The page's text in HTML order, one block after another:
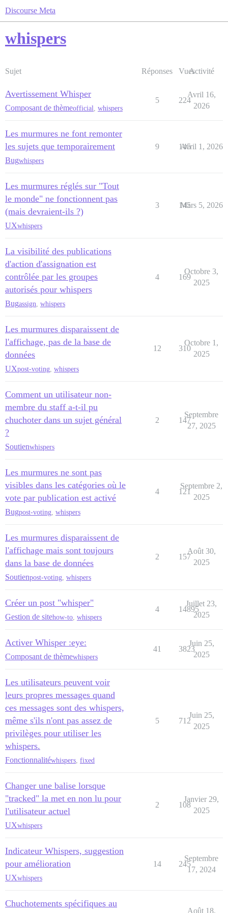
Discourse Meta
whispers
Sujet Réponses VuesActivité
Avertissement Whisper
Composant de thèmeofficial whispers
5 224
Avril 16,
2026
Les murmures ne font remonter
les sujets que temporairement
Bugwhispers
9 145
Avril 1, 2026
Les murmures réglés sur "Tout
le monde" ne fonctionnent pas
(mais devraient-ils ?)
UXwhispers
3 145
Mars 5, 2026
La visibilité des publications
d'action d'assignation est
contrôlée par les groupes
autorisés pour whispers
Bugassign whispers
4 169
Octobre 3,
2025
Les murmures disparaissent de
l'affichage, pas de la base de
données
UXpost-voting whispers
12 310
Octobre 1,
2025
Comment un utilisateur non-
membre du staff a-t-il pu
chuchoter dans un sujet général
?
Soutienwhispers
2 147
Septembre
27, 2025
Les murmures ne sont pas
visibles dans les catégories où le
vote par publication est activé
Bugpost-voting whispers
4 121
Septembre 2,
2025
Les murmures disparaissent de
l'affichage mais sont toujours
dans la base de données
Soutienpost-voting whispers
2 157
Août 30,
2025
Créer un post "whisper"
Gestion de sitehow-to whispers
4 14895
Juillet 23,
2025
Activer Whisper :eye:
Composant de thèmewhispers
41 3823
Juin 25,
2025
Les utilisateurs peuvent voir
leurs propres messages quand
ces messages sont des whispers,
même s'ils n'ont pas assez de
privilèges pour utiliser les
whispers.
Fonctionnalitéwhispers fixed
5 712
Juin 25,
2025
Changer une balise lorsque
"tracked" la met en non lu pour
l'utilisateur actuel
UXwhispers
2 108
Janvier 29,
2025
Indicateur Whispers, suggestion
pour amélioration
UXwhispers
14 245
Septembre
17, 2024
Chuchotements spécifiques au
Août 18,